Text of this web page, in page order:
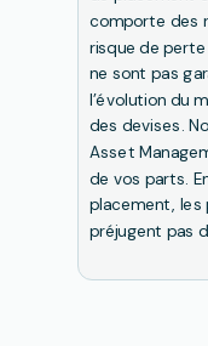
comporte des
risque de perte
ne sont pas
l’évolution du
des devises.
Asset
de vos parts.
placement, les
préjugent pas